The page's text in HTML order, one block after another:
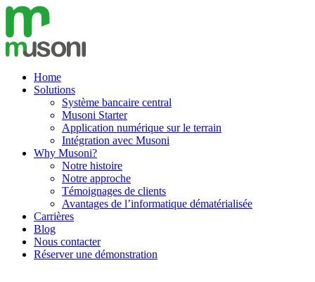
Aller
au
contenu
Home
Solutions
Système bancaire central
Musoni Starter
Application numérique sur le terrain
Intégration avec Musoni
Why Musoni?
Notre histoire
Notre approche
Témoignages de clients
Avantages de l’informatique dématérialisée
Carrières
Blog
Nous contacter
Réserver une démonstration